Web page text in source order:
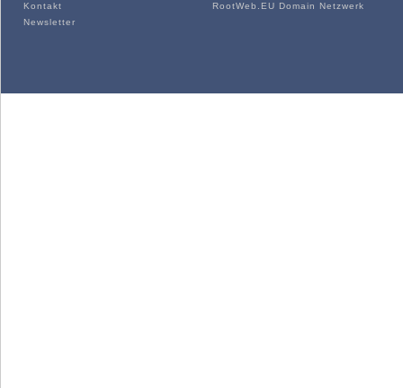
Kontakt
Newsletter
RootWeb.EU Domain Netzwerk